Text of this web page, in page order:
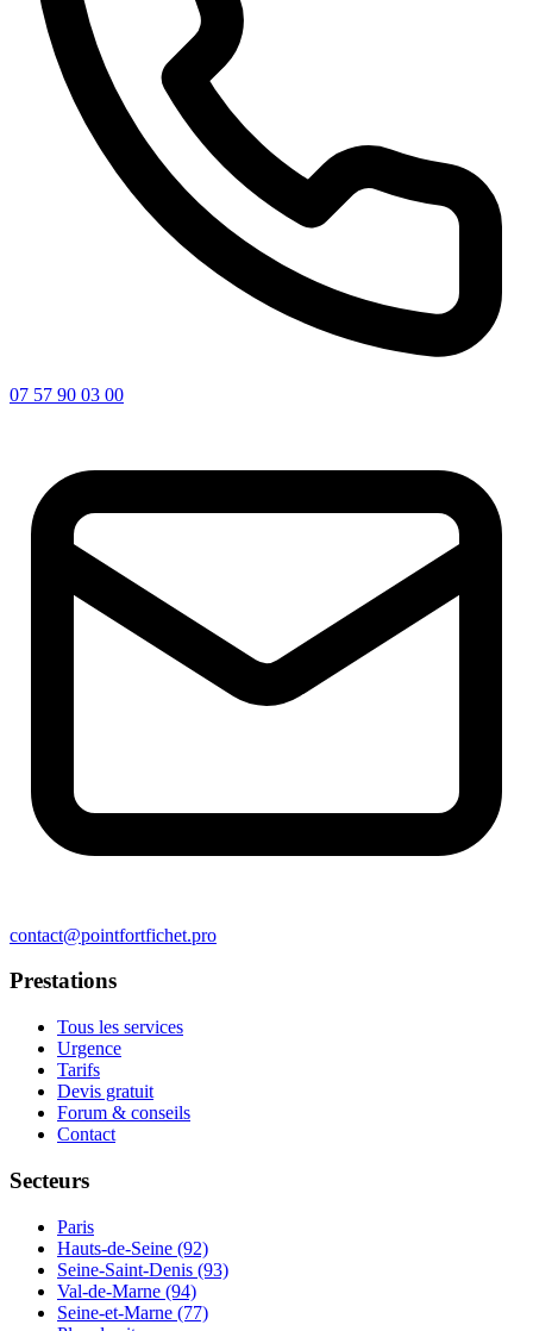
07 57 90 03 00
contact@pointfortfichet.pro
Prestations
Tous les services
Urgence
Tarifs
Devis gratuit
Forum & conseils
Contact
Secteurs
Paris
Hauts-de-Seine (92)
Seine-Saint-Denis (93)
Val-de-Marne (94)
Seine-et-Marne (77)